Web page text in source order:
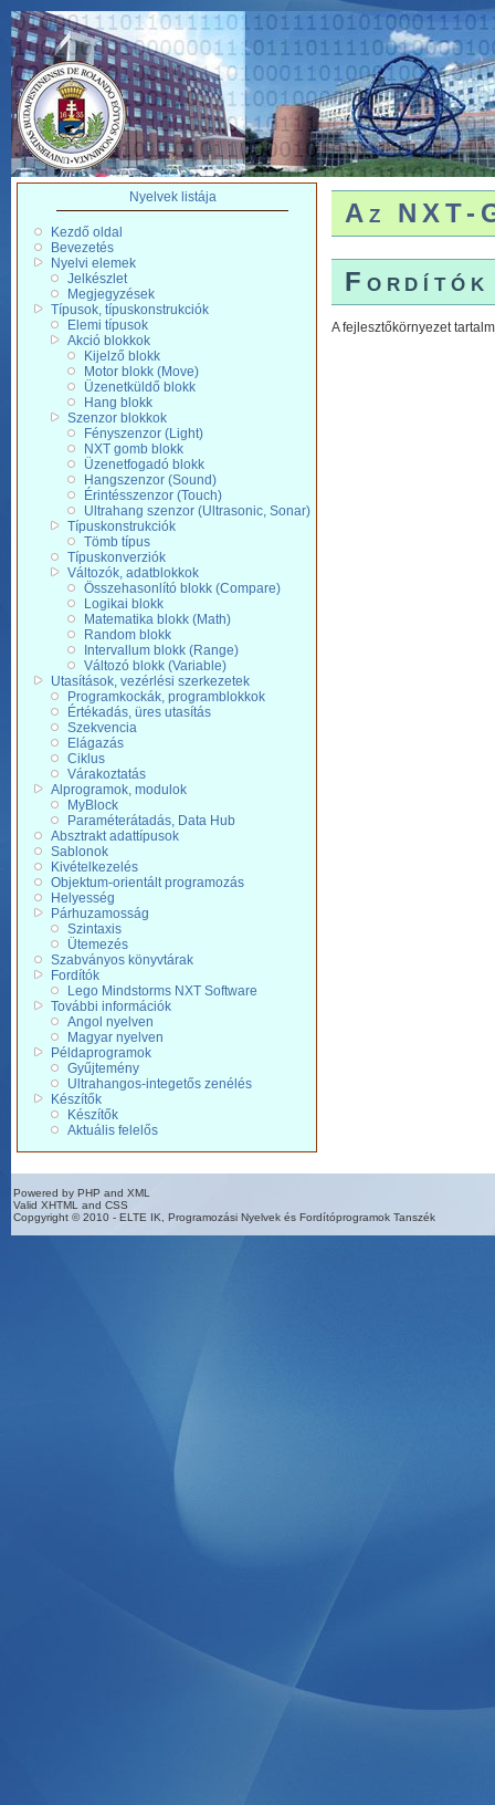
Nyelvek listája
Kezdő oldal
Bevezetés
Nyelvi elemek
Jelkészlet
Megjegyzések
Típusok, típuskonstrukciók
Elemi típusok
Akció blokkok
Kijelző blokk
Motor blokk (Move)
Üzenetküldő blokk
Hang blokk
Szenzor blokkok
Fényszenzor (Light)
NXT gomb blokk
Üzenetfogadó blokk
Hangszenzor (Sound)
Érintésszenzor (Touch)
Ultrahang szenzor (Ultrasonic, Sonar)
Típuskonstrukciók
Tömb típus
Típuskonverziók
Változók, adatblokkok
Összehasonlító blokk (Compare)
Logikai blokk
Matematika blokk (Math)
Random blokk
Intervallum blokk (Range)
Változó blokk (Variable)
Utasítások, vezérlési szerkezetek
Programkockák, programblokkok
Értékadás, üres utasítás
Szekvencia
Elágazás
Ciklus
Várakoztatás
Alprogramok, modulok
MyBlock
Paraméterátadás, Data Hub
Absztrakt adattípusok
Sablonok
Kivételkezelés
Objektum-orientált programozás
Helyesség
Párhuzamosság
Szintaxis
Ütemezés
Szabványos könyvtárak
Fordítók
Lego Mindstorms NXT Software
További információk
Angol nyelven
Magyar nyelven
Példaprogramok
Gyűjtemény
Ultrahangos-integetős zenélés
Készítők
Készítők
Aktuális felelős
Az NXT-
Fordítók
A fejlesztőkörnyezet
Powered by PHP and XML
Valid XHTML and CSS
Copgyright © 2010 - ELTE IK, Programozási Nyelvek és Fordítóprogramok Tanszék